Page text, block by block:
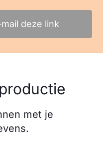
deze link
met je